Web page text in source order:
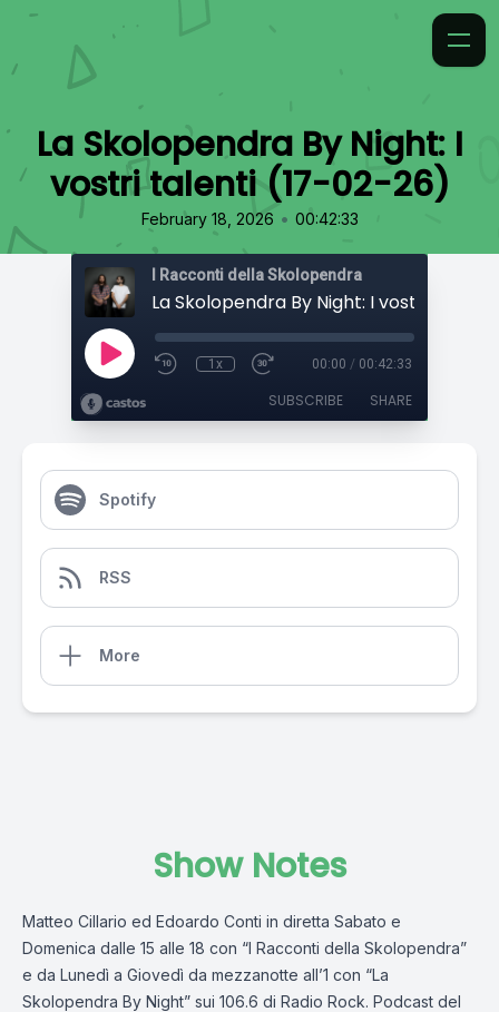
La Skolopendra By Night: I
vostri talenti (17-02-26)
February 18, 2026 • 00:42:33
I Racconti della Skolopendra
1x 00:00 / 00:42:33
SUBSCRIBE SHARE
Spotify
RSS
More
Show Notes
Matteo Cillario ed Edoardo Conti in diretta Sabato e
Domenica dalle 15 alle 18 con “I Racconti della Skolopendra”
e da Lunedì a Giovedì da mezzanotte all’1 con “La
Skolopendra By Night” sui 106.6 di Radio Rock. Podcast del